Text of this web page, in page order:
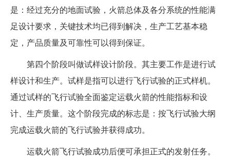
是：经过充分的地面试验，火箭总体及各分系统的性能满
足设计要求，关键技术均已得到解决，生产工艺基本稳
定，产品质量及可靠性可以得到保证。
第四个阶段叫做试样设计阶段。其主要工作是进行试
样设计和生产。试样是指可以进行飞行试验的正式样机。
通过试样的飞行试验全面鉴定运载火箭的性能指标和设
计、生产质量。这个阶段完成的标志是：按飞行试验大纲
完成运载火箭的飞行试验并获得成功。
运载火箭飞行试验成功后便可承担正式的发射任务。